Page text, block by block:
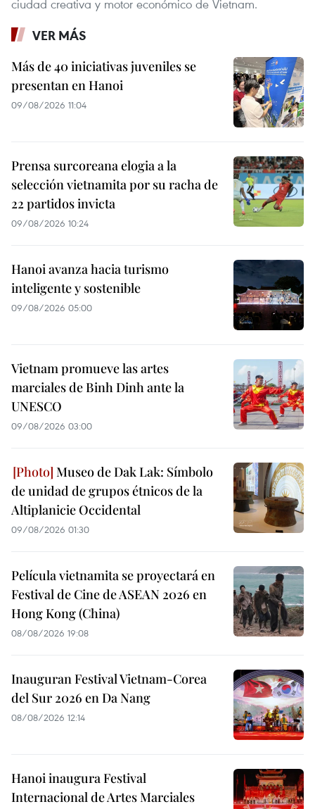
ciudad creativa y motor económico de Vietnam.
VER MÁS
Más de 40 iniciativas juveniles se
presentan en Hanoi
09/08/2026 11:04
Prensa surcoreana elogia a la
selección vietnamita por su racha de
22 partidos invicta
09/08/2026 10:24
Hanoi avanza hacia turismo
inteligente y sostenible
09/08/2026 05:00
Vietnam promueve las artes
marciales de Binh Dinh ante la
UNESCO
09/08/2026 03:00
Museo de Dak Lak: Símbolo
de unidad de grupos étnicos de la
Altiplanicie Occidental
09/08/2026 01:30
Película vietnamita se proyectará en
Festival de Cine de ASEAN 2026 en
Hong Kong (China)
08/08/2026 19:08
Inauguran Festival Vietnam-Corea
del Sur 2026 en Da Nang
08/08/2026 12:14
Hanoi inaugura Festival
Internacional de Artes Marciales